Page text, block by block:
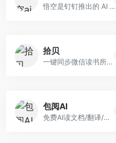
悟空是钉钉推出的 AI 工作平台，基于通义大模型，通过对话式交互帮助你高效完成各类工作任务
拾贝
一键同步微信读书所有笔记和划线，并在新标签页回顾
包阅AI
免费AI读文档/翻译/改写